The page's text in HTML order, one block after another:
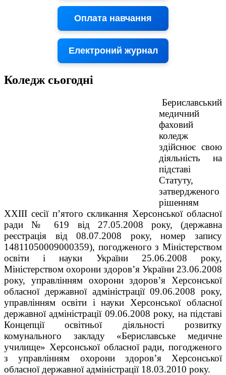
Оплата навчання
Електроний журнал
Коледж сьогодні
Бериславський
медичний
фаховий
коледж
здійснює свою
діяльність на
підставі
Статуту,
затвердженого
рішенням
ХХІІІ сесії п’ятого скликання Херсонської обласної
ради № 619 від 27.05.2008 року, (державна
реєстрація від 08.07.2008 року, номер запису
14811050009000359), погодженого з Міністерством
освіти і науки України 25.06.2008 року,
Міністерством охорони здоров’я України 23.06.2008
року, управлінням охорони здоров’я Херсонської
обласної державної адміністрації 09.06.2008 року,
управлінням освіти і науки Херсонської обласної
державної адміністрації 09.06.2008 року, на підставі
Концепції освітньої діяльності розвитку
комунального закладу «Бериславське медичне
училище» Херсонської обласної ради, погодженого
з управлінням охорони здоров’я Херсонської
обласної державної адміністрації 18.03.2010 року.